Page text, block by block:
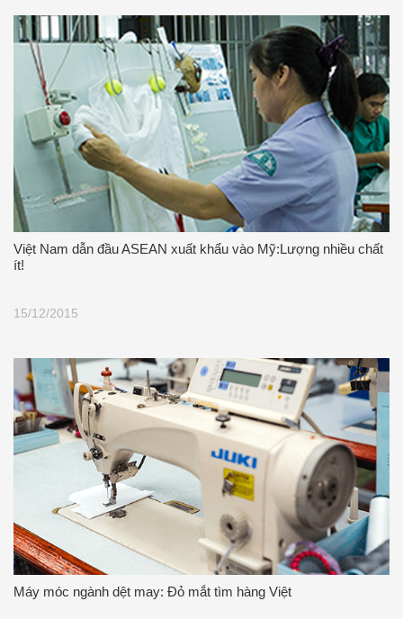
Việt Nam dẫn đầu ASEAN xuất khẩu vào Mỹ:Lượng nhiều chất
ít!
15/12/2015
Máy móc ngành dệt may: Đỏ mắt tìm hàng Việt